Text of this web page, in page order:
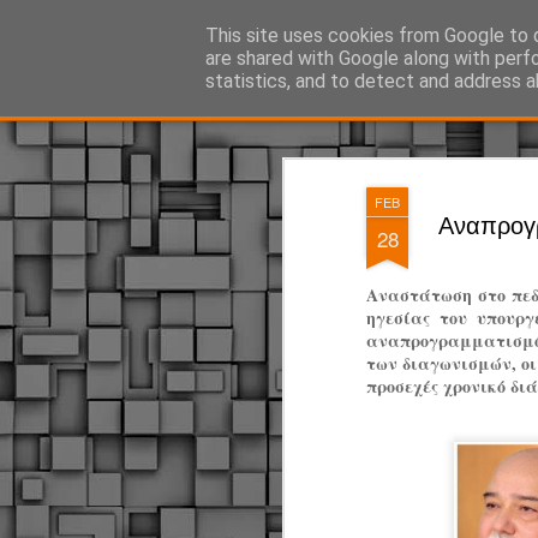
FEB
28
Αναστάτωση στο
ηγεσίας του
των διαγωνισμών, οι
προσεχές χρονικό
This site uses cookies from Google to
are shared with Google along with
statistics, and to detect and address
ΔΗΜΟΤΙΚΗ ΑΣΤΥΝΟΜΙΑ, τα νέα!